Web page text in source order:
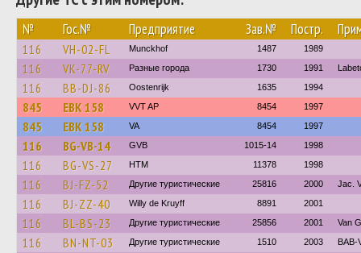
№ Гос.№ Предприятие Зав.№ Постр.
116 VH-02-FL Munckhof 1487 1989
116 VK-77-RV Разные города 1730 1991
116 BB-DJ-86 Oostenrijk 1635 1994
845 EBK 158 VVT AP 8454 1997
845 EBK 158 VA 8454 1997
116 BG-VB-14 GVB 1015-14 1998
116 BG-VS-27 HTM 11378 1998
116 BJ-FZ-52 Другие туристические 25816 2000 Jac.
116 BJ-ZZ-40 Willy de Kruyff 8891 2001
116 BL-BS-23 Другие туристические 25856 2001 Van
116 BN-NT-03 Другие туристические 1510 2003 BAB-